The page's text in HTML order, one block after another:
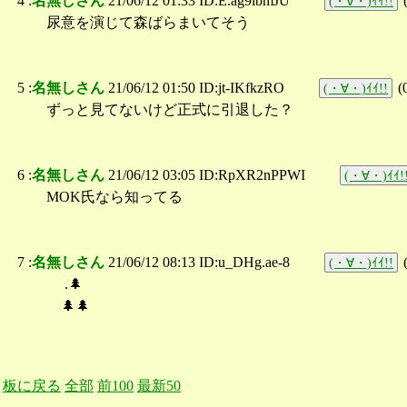
尿意を演じて森ばらまいてそう
5 :名無しさん 21/06/12 01:50 ID:jt-IKfkzRO (・∀・)ｲｲ!! (
ずっと見てないけど正式に引退した？
6 :名無しさん 21/06/12 03:05 ID:RpXR2nPPWI (・∀・)ｲｲ!!
MOK氏なら知ってる
7 :名無しさん 21/06/12 08:13 ID:u_DHg.ae-8 (・∀・)ｲｲ!! (
.🌲
🌲🌲
板に戻る 全部 前100 最新50